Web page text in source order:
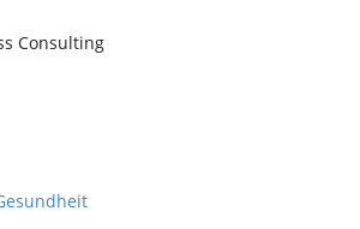
Consulting